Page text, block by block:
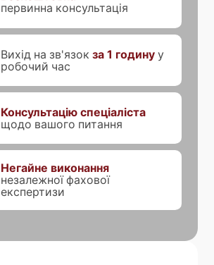
первинна консультація
Вихід на зв'язок за 1 годинуу
робочий час
Консультацію спеціаліста
щодо вашого питання
Негайне виконання
незалежної фахової
експертизи